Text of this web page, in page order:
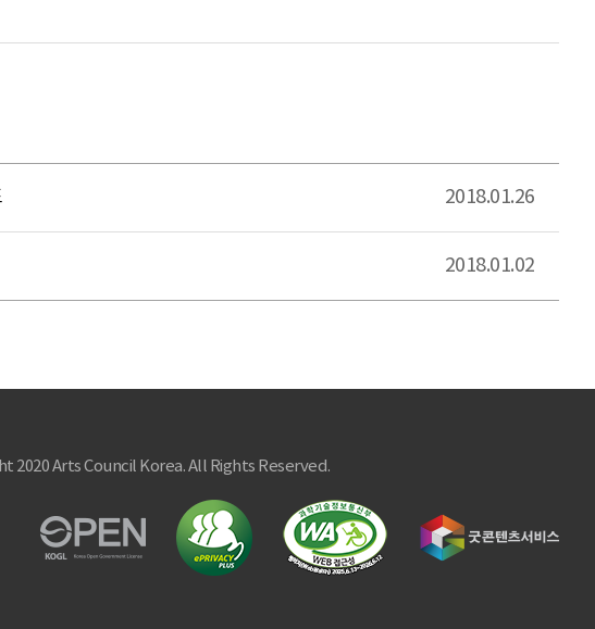
2018.01.26
2018.01.02
2020 Arts Council Korea. All Rights Reserved.